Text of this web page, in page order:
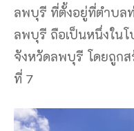
ลพบุรี ที่ตั้งอยู่ที่ตำบล
ลพบุรี ถือเป็นหนึ่งใน
จังหวัดลพบุรี โดยถูก
ที่ 7